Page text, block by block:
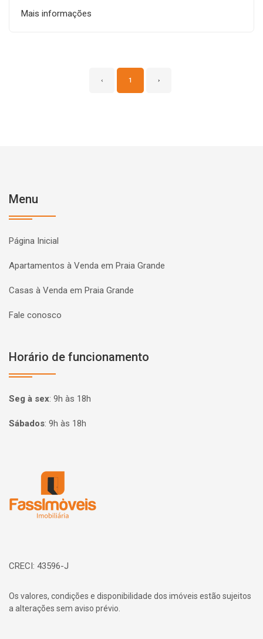
Mais informações
‹ 1 ›
Menu
Página Inicial
Apartamentos à Venda em Praia Grande
Casas à Venda em Praia Grande
Fale conosco
Horário de funcionamento
Seg à sex: 9h às 18h
Sábados: 9h às 18h
CRECI: 43596-J
Os valores, condições e disponibilidade dos imóveis estão sujeitos
a alterações sem aviso prévio.